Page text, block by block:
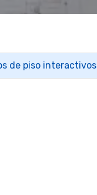
de piso interactivos